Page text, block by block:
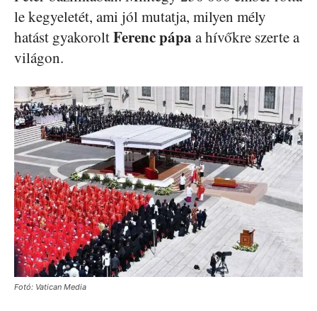
le kegyeletét, ami jól mutatja, milyen mély
hatást gyakoroltFerenc pápa a hívőkre szerte a
világon.
Fotó: Vatican Media